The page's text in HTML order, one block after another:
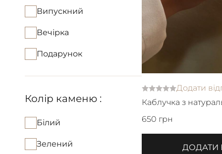
Випускний
Вечірка
Подарунок
Колір каменю :
Білий
Зелений
Додати
Каблучка з
ланцюжком
650 грн
ДОДАТИ